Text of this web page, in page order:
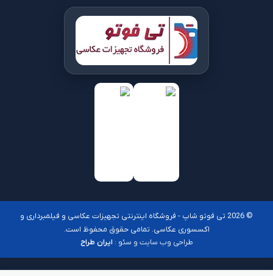
© 2026 تی فوتو شاپ - فروشگاه اینترنتی تجهیزات عکاسی و فیلمبرداری و
اکسسوری عکاسی. تمامی حقوق محفوظ است.
طراحی وب سایت و سئو : ایران طراح